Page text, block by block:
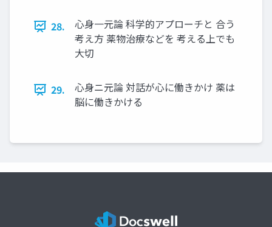
28.
心身一元論 科学的アプローチと 合う
考え方 薬物治療などを 考える上でも
大切
29.
心身ニ元論 対話が心に働きかけ 薬は
脳に働きかける